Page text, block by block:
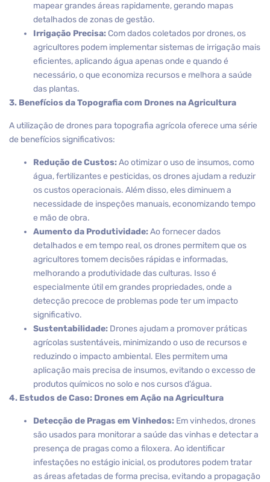
mapear grandes áreas rapidamente, gerando mapas
detalhados de zonas de gestão.
Irrigação Precisa:Com dados coletados por drones, os
agricultores podem implementar sistemas de irrigação mais
eficientes, aplicando água apenas onde e quando é
necessário, o que economiza recursos e melhora a saúde
das plantas.
3. Benefícios da Topografia com Drones na Agricultura
A utilização de drones para topografia agrícola oferece uma série
de benefícios significativos:
Redução de Custos:Ao otimizar o uso de insumos, como
água, fertilizantes e pesticidas, os drones ajudam a reduzir
os custos operacionais. Além disso, eles diminuem a
necessidade de inspeções manuais, economizando tempo
e mão de obra.
Aumento da Produtividade:Ao fornecer dados
detalhados e em tempo real, os drones permitem que os
agricultores tomem decisões rápidas e informadas,
melhorando a produtividade das culturas. Isso é
especialmente útil em grandes propriedades, onde a
detecção precoce de problemas pode ter um impacto
significativo.
Sustentabilidade: Drones ajudam a promover práticas
agrícolas sustentáveis, minimizando o uso de recursos e
reduzindo o impacto ambiental. Eles permitem uma
aplicação mais precisa de insumos, evitando o excesso de
produtos químicos no solo e nos cursos d’água.
4. Estudos de Caso: Drones em Ação na Agricultura
Detecção de Pragas em Vinhedos: Em vinhedos, drones
são usados para monitorar a saúde das vinhas e detectar a
presença de pragas como a filoxera. Ao identificar
infestações no estágio inicial, os produtores podem tratar
as áreas afetadas de forma precisa, evitando a propagação